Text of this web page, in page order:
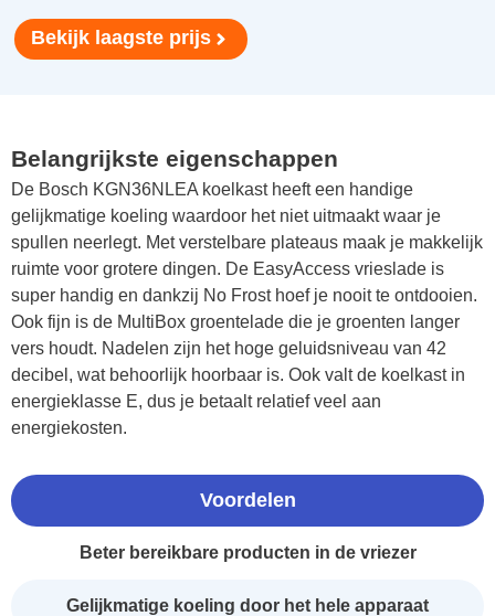
Bekijk laagste prijs
Belangrijkste eigenschappen
De Bosch KGN36NLEA koelkast heeft een handige
gelijkmatige koeling waardoor het niet uitmaakt waar je
spullen neerlegt. Met verstelbare plateaus maak je makkelijk
ruimte voor grotere dingen. De EasyAccess vrieslade is
super handig en dankzij No Frost hoef je nooit te ontdooien.
Ook fijn is de MultiBox groentelade die je groenten langer
vers houdt. Nadelen zijn het hoge geluidsniveau van 42
decibel, wat behoorlijk hoorbaar is. Ook valt de koelkast in
energieklasse E, dus je betaalt relatief veel aan
energiekosten.
Voordelen
Beter bereikbare producten in de vriezer
Gelijkmatige koeling door het hele apparaat